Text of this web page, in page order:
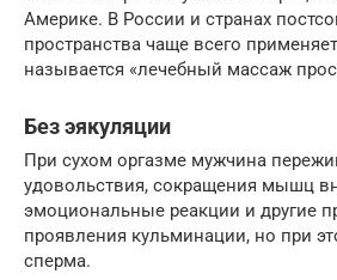
Америке. В России и странах
пространства чаще всего
называется «лечебный массаж
Без эякуляции
При сухом оргазме мужчина
удовольствия, сокращения мышц
эмоциональные реакции и другие
проявления кульминации, но при
сперма.